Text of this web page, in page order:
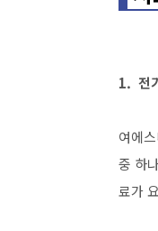
1. 전
여에
중 하
료가